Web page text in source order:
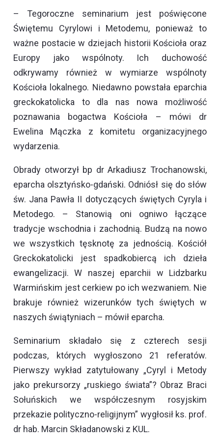
– Tegoroczne seminarium jest poświęcone
Świętemu Cyrylowi i Metodemu, ponieważ to
ważne postacie w dziejach historii Kościoła oraz
Europy jako wspólnoty. Ich duchowość
odkrywamy również w wymiarze wspólnoty
Kościoła lokalnego. Niedawno powstała eparchia
greckokatolicka to dla nas nowa możliwość
poznawania bogactwa Kościoła – mówi dr
Ewelina Mączka z komitetu organizacyjnego
wydarzenia.
Obrady otworzył bp dr Arkadiusz Trochanowski,
eparcha olsztyńsko-gdański. Odniósł się do słów
św. Jana Pawła II dotyczących świętych Cyryla i
Metodego. – Stanowią oni ogniwo łączące
tradycje wschodnia i zachodnią. Budzą na nowo
we wszystkich tęsknotę za jednością. Kościół
Greckokatolicki jest spadkobiercą ich dzieła
ewangelizacji. W naszej eparchii w Lidzbarku
Warmińskim jest cerkiew po ich wezwaniem. Nie
brakuje również wizerunków tych świętych w
naszych świątyniach – mówił eparcha.
Seminarium składało się z czterech sesji
podczas, których wygłoszono 21 referatów.
Pierwszy wykład zatytułowany „Cyryl i Metody
jako prekursorzy „ruskiego świata”? Obraz Braci
Sołuńskich we współczesnym rosyjskim
przekazie polityczno-religijnym” wygłosił ks. prof.
dr hab. Marcin Składanowski z KUL.